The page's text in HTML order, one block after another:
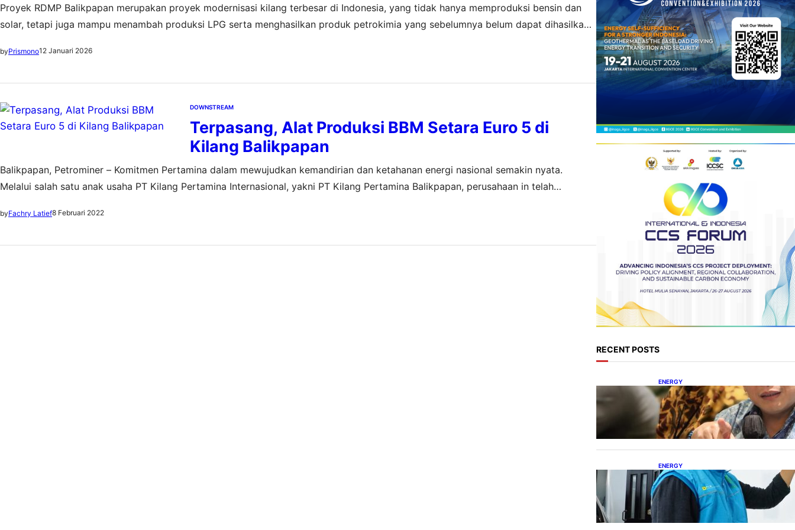
Proyek RDMP Balikpapan merupakan proyek modernisasi kilang terbesar di Indonesia, yang tidak hanya memproduksi bensin dan
solar, tetapi juga mampu menambah produksi LPG serta menghasilkan produk petrokimia yang sebelumnya belum dapat dihasilkan
byPrismono12 Januari 2026
DOWNSTREAM
Terpasang, Alat Produksi BBM Setara Euro 5 di
Kilang Balikpapan
Balikpapan, Petrominer – Komitmen Pertamina dalam mewujudkan kemandirian dan ketahanan energi nasional semakin nyata.
Melalui salah satu anak usaha PT Kilang Pertamina Internasional, yakni PT Kilang Pertamina Balikpapan, perusahaan in telah
Lawe-Lawe. Setelah sukses melakukan pemasangan dua regenerator pada Unit Residual…
byFachry Latief8 Februari 2022
RECENT POSTS
ENERGY
IESR: Kepemimpinan Terpadu
jadi Kunci Percepatan PLTS 100
GW
ENERGY
Ada 21.865 Pelanggan Baru
Gunakan Home Charging
Services PLN